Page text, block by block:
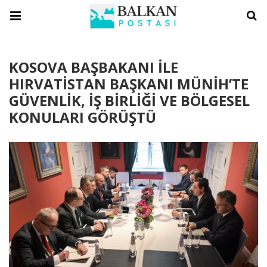
KOSOVA BAŞBAKANI İLE
HIRVATİSTAN BAŞKANI MÜNİH’TE
GÜVENLİK, İŞ BİRLİĞİ VE BÖLGESEL
KONULARI GÖRÜŞTÜ